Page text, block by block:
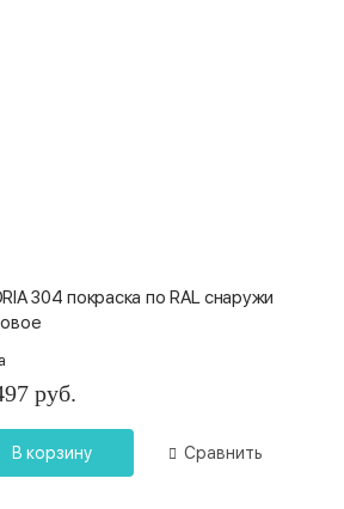
304 покраска по RAL снаружи
руб.
В корзину Сравнить